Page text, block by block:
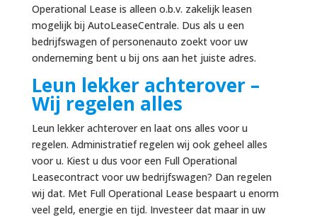
Operational Lease is alleen o.b.v. zakelijk leasen
mogelijk bij AutoLeaseCentrale. Dus als u een
bedrijfswagen of personenauto zoekt voor uw
onderneming bent u bij ons aan het juiste adres.
Leun lekker achterover –
Wij regelen alles
Leun lekker achterover en laat ons alles voor u
regelen. Administratief regelen wij ook geheel alles
voor u. Kiest u dus voor een Full Operational
Leasecontract voor uw bedrijfswagen? Dan regelen
wij dat. Met Full Operational Lease bespaart u enorm
veel geld, energie en tijd. Investeer dat maar in uw